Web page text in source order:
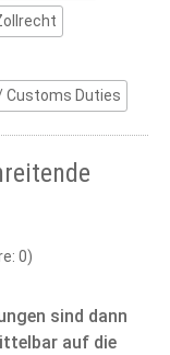
Customs Duties
0)
sind dann
auf die